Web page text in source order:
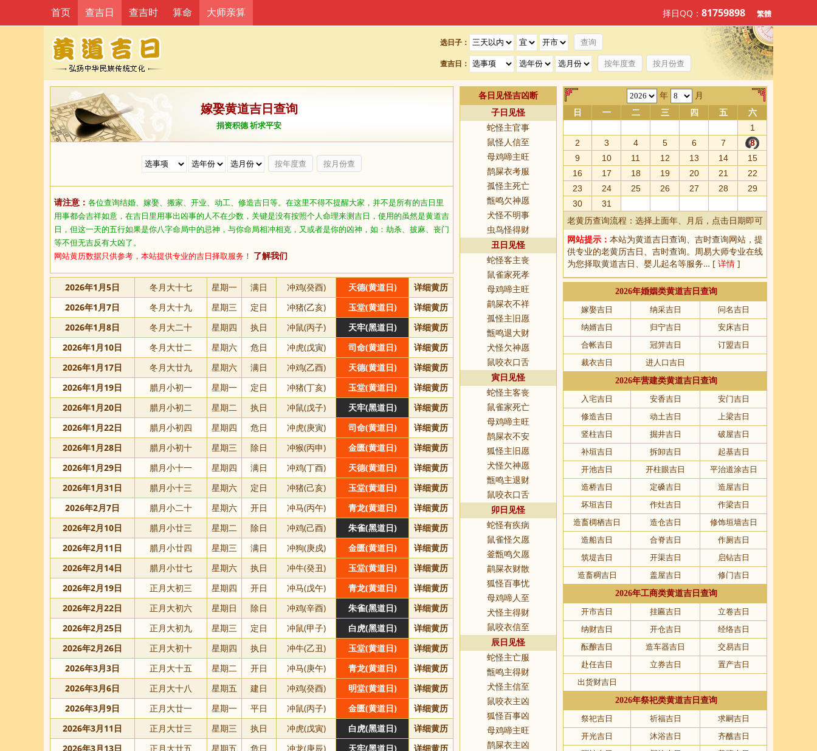
选日子：
查吉日： 按年度查 按月份查
首页 查吉日 查吉时 算命 大师亲算 择日QQ： 81759898 繁體
嫁娶黄道吉日查询
捐资积德 祈求平安
按年度查 按月份查
请注意： 各位查询结婚、嫁娶、搬家、开业、动工、修造吉日等。在这里不得不提醒大家，并不是所有的吉日里
用事都会吉祥如意，在吉日里用事出凶事的人不在少数，关键是没有按照个人命理来测吉日，使用的虽然是黄道吉
日，但这一天的五行如果是你八字命局中的忌神，与你命局相冲相克，又或者是你的凶神，如：劫杀、披麻、丧门
等不但无吉反有大凶了。
网站黄历数据只供参考，本站提供专业的吉日择取服务！ 了解我们
2026年1月5日 冬月大十七 星期一 满日 冲鸡(癸酉) 天德(黄道日)
详细黄历
2026年1月7日
冬月大十九 星期三 定日 冲猪(乙亥) 玉堂(黄道日)
详细黄历
2026年1月8日
冬月大二十 星期四 执日 冲鼠(丙子) 天牢(黑道日)
详细黄历
2026年1月10日
冬月大廿二 星期六 危日 冲虎(戊寅) 司命(黄道日)
详细黄历
2026年1月17日
冬月大廿九 星期六 满日 冲鸡(乙酉) 天德(黄道日)
详细黄历
2026年1月19日
腊月小初一 星期一 定日 冲猪(丁亥) 玉堂(黄道日)
详细黄历
2026年1月20日
腊月小初二 星期二 执日 冲鼠(戊子) 天牢(黑道日)
详细黄历
2026年1月22日
腊月小初四 星期四 危日 冲虎(庚寅) 司命(黄道日)
详细黄历
2026年1月28日
腊月小初十 星期三 除日 冲猴(丙申) 金匮(黄道日)
详细黄历
2026年1月29日
腊月小十一 星期四 满日 冲鸡(丁酉) 天德(黄道日)
详细黄历
2026年1月31日
腊月小十三 星期六 定日 冲猪(己亥) 玉堂(黄道日)
详细黄历
2026年2月7日
腊月小二十 星期六 开日 冲马(丙午) 青龙(黄道日)
详细黄历
2026年2月10日
腊月小廿三 星期二 除日 冲鸡(己酉) 朱雀(黑道日)
详细黄历
2026年2月11日
腊月小廿四 星期三 满日 冲狗(庚戍) 金匮(黄道日)
详细黄历
2026年2月14日
腊月小廿七 星期六 执日 冲牛(癸丑) 玉堂(黄道日)
详细黄历
2026年2月19日
正月大初三 星期四 开日 冲马(戊午) 青龙(黄道日)
详细黄历
2026年2月22日
正月大初六 星期日 除日 冲鸡(辛酉) 朱雀(黑道日)
详细黄历
2026年2月25日
正月大初九 星期三 定日 冲鼠(甲子) 白虎(黑道日)
详细黄历
2026年2月26日
正月大初十 星期四 执日 冲牛(乙丑) 玉堂(黄道日)
详细黄历
2026年3月3日
正月大十五 星期二 开日 冲马(庚午) 青龙(黄道日)
详细黄历
2026年3月6日
正月大十八 星期五 建日 冲鸡(癸酉) 明堂(黄道日)
详细黄历
2026年3月9日
正月大廿一 星期一 平日 冲鼠(丙子) 金匮(黄道日)
详细黄历
2026年3月11日
正月大廿三 星期三 执日 冲虎(戊寅) 白虎(黑道日)
详细黄历
2026年3月13日
正月大廿五 星期五 危日 冲龙(庚辰) 天牢(黑道日)
详细黄历
各日见怪吉凶断
子日见怪
蛇怪主官事
鼠怪人信至
母鸡啼主旺
鹊屎衣考服
孤怪主死亡
甑鸣欠神愿
犬怪不明事
虫鸟怪得财
丑日见怪
蛇怪客主丧
鼠雀家死孝
母鸡啼主旺
鹋屎衣不祥
孤怪主旧愿
甑鸣退大财
犬怪欠神愿
鼠咬衣口舌
寅日见怪
蛇怪主客丧
鼠雀家死亡
母鸡啼主旺
鹊屎衣不安
狐怪主旧愿
犬怪欠神愿
甑鸣主退财
鼠咬衣口舌
卯日见怪
蛇怪有疾病
鼠雀怪欠愿
釜甑鸣欠愿
鹋屎衣财散
狐怪百事忧
母鸡啼人至
犬怪主得财
鼠咬衣信至
辰日见怪
蛇怪主亡服
甑鸣主得财
犬怪主信至
鼠咬衣主凶
狐怪百事凶
母鸡啼主旺
鹊屎衣主凶
年 月
日 一 二 三 四 五
六
1
2
3 4 5 6 7
8
9
10 11 12 13 14
15
16
17 18 19 20 21
22
23
24 25 26 27 28
29
30
31
老黄历查询流程：选择上面年、月后，点击日期即可
网站提示： 本站为黄道吉日查询、 吉时查询网站，提
供专业的老黄历吉日、吉时查询。周易大师专业在线
为您择取黄道吉日、婴儿起名等服务… [ 详情 ]
2026年婚姻类黄道吉日查询
嫁娶吉日
纳采吉日
问名吉日
纳婿吉日
归宁吉日
安床吉日
合帐吉日
冠笄吉日
订盟吉日
裁衣吉日
进人口吉日
2026年营建类黄道吉日查询
入宅吉日
安香吉日
安门吉日
修造吉日
动土吉日
上梁吉日
竖柱吉日
掘井吉日
破屋吉日
补垣吉日
拆卸吉日
起基吉日
开池吉日
开柱眼吉日
平治道涂吉日
造桥吉日
定磉吉日
造屋吉日
坏垣吉日
作灶吉日
作梁吉日
造畜椆栖吉日
造仓吉日
修饰垣墙吉日
造船吉日
合脊吉日
作厕吉日
筑堤吉日
开渠吉日
启钻吉日
造畜稠吉日
盖屋吉日
修门吉日
2026年工商类黄道吉日查询
开市吉日
挂匾吉日
立卷吉日
纳财吉日
开仓吉日
经络吉日
酝酿吉日
造车器吉日
交易吉日
赴任吉日
立券吉日
置产吉日
出货财吉日
2026年祭祀类黄道吉日查询
祭祀吉日
祈福吉日
求嗣吉日
开光吉日
沐浴吉日
齐醮吉日